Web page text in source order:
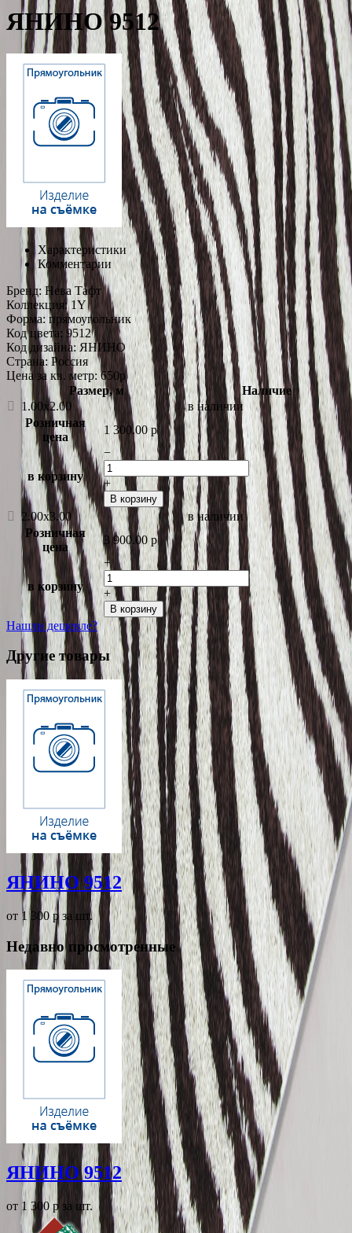
ЯНИНО 9512
Характеристики
Комментарии
Бренд: Нева Тафт
Коллекция:1Y
Форма: прямоугольник
Код цвета: 9512
Код дизайна: ЯНИНО
Страна: Россия
Цена за кв. метр: 650p
Размер, м
Наличие
1.00x2.00
в наличии
Розничная
цена
1 300.00p
в корзину
−
+
В корзину
2.00x3.00
в наличии
Розничная
цена
3 900.00p
в корзину
−
+
В корзину
Нашли дешевле?
Другие товары
ЯНИНО 9512
от 1 300 pза шт.
Недавно просмотренные
ЯНИНО 9512
от 1 300 p за шт.